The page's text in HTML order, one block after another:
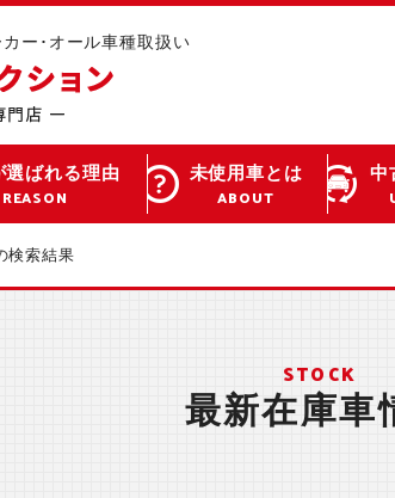
ー･オール車種取扱い
選ばれる理由
REASON
未使用車とは
ABOUT
中
検索結果
STOCK
最新在庫車